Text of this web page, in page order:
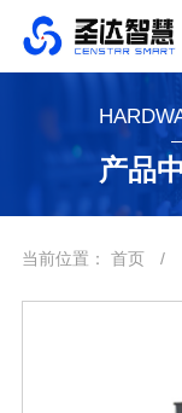
产品
当前位置： 首页 /